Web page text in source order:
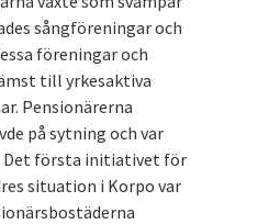
sångföreningar och
föreningar och
till yrkesaktiva
Pensionärerna
på sytning och var
Det första initiativet för
situation i Korpo var